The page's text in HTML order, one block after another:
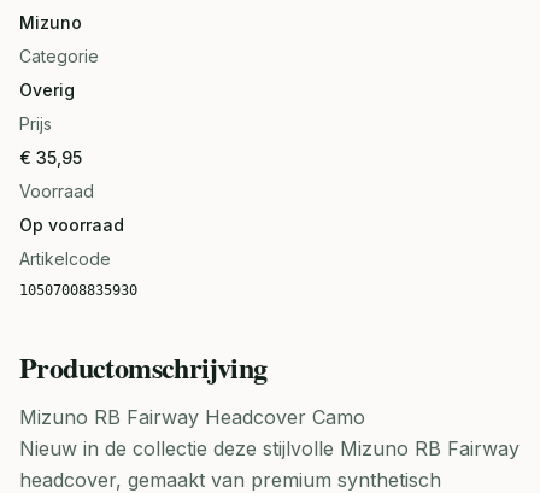
Mizuno
Categorie
Overig
Prijs
€ 35,95
Voorraad
Op voorraad
Artikelcode
10507008835930
Productomschrijving
Mizuno RB Fairway Headcover Camo
Nieuw in de collectie deze stijlvolle Mizuno RB Fairway
headcover, gemaakt van premium synthetisch